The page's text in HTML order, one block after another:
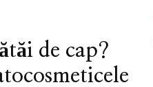
de cap?